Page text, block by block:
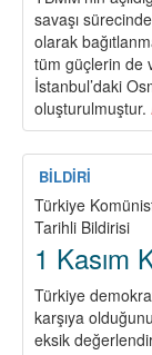
savaşı
olarak
tüm güçlerin de
İstanbul’daki
oluşturulmuştur.
BİLDİRİ
Türkiye
Tarihli Bildirisi
1 Kasım
Türkiye
karşıya
eksik